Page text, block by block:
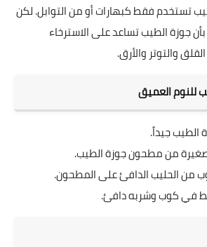
تستخدم فقط كبهارات أو من التوابل. لكن
بأن جوزة الطيب تساعد على الاسترخاء
والتوتر والأرق.
للنوم العميق
جيداً.
من مطحون جوزة الطيب.
من الحليب الدافئ على المطحون.
في كوب وشربه دافئ.